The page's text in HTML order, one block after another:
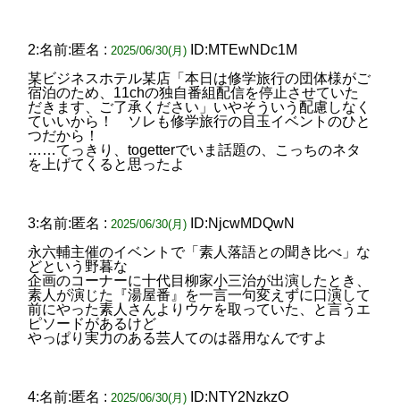
2:名前:匿名 : 2025/06/30(月)
ID:MTEwNDc1M
某ビジネスホテル某店「本日は修学旅行の団体様がご
宿泊のため、11chの独自番組配信を停止させていた
だきます、ご了承ください」いやそういう配慮しなく
ていいから！ ソレも修学旅行の目玉イベントのひと
つだから！
……てっきり、togetterでいま話題の、こっちのネタ
を上げてくると思ったよ
3:名前:匿名 : 2025/06/30(月)
ID:NjcwMDQwN
永六輔主催のイベントで「素人落語との聞き比べ」な
どという野暮な
企画のコーナーに十代目柳家小三治が出演したとき、
素人が演じた『湯屋番』を一言一句変えずに口演して
前にやった素人さんよりウケを取っていた、と言うエ
ピソードがあるけど
やっぱり実力のある芸人てのは器用なんですよ
4:名前:匿名 : 2025/06/30(月)
ID:NTY2NzkzO